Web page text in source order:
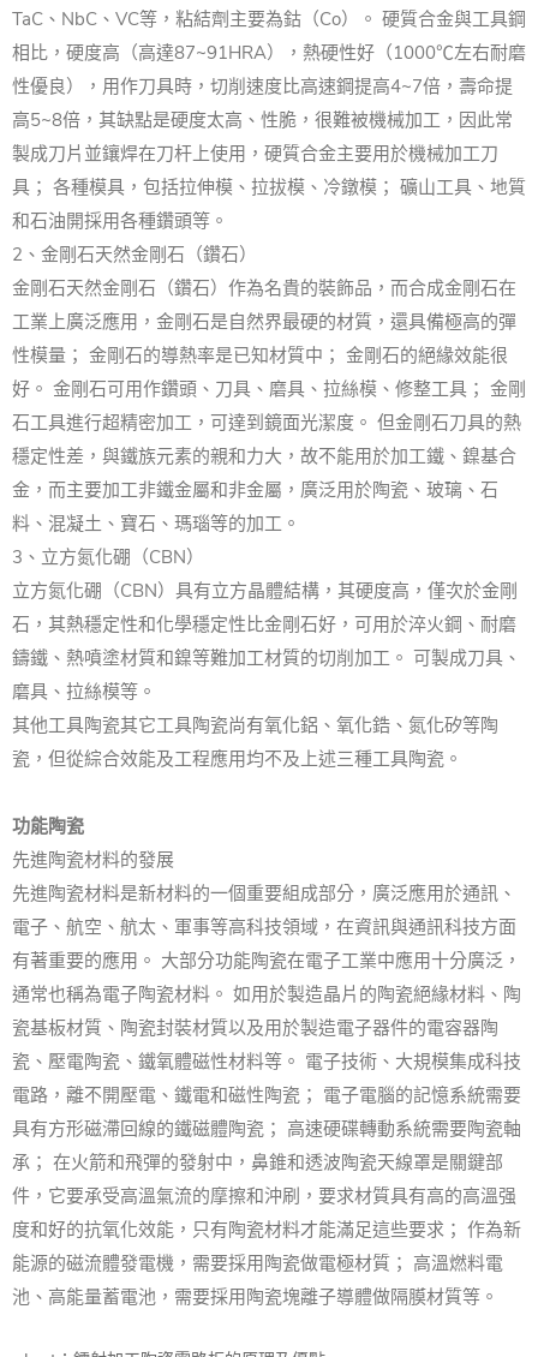
TaC、NbC、VC等，粘結劑主要為鈷（Co）。 硬質合金與工具鋼
相比，硬度高（高達87~91HRA），熱硬性好（1000℃左右耐磨
性優良），用作刀具時，切削速度比高速鋼提高4~7倍，壽命提
高5~8倍，其缺點是硬度太高、性脆，很難被機械加工，因此常
製成刀片並鑲焊在刀杆上使用，硬質合金主要用於機械加工刀
具； 各種模具，包括拉伸模、拉拔模、冷鐓模； 礦山工具、地質
和石油開採用各種鑽頭等。
2、金剛石天然金剛石（鑽石）
金剛石天然金剛石（鑽石）作為名貴的裝飾品，而合成金剛石在
工業上廣泛應用，金剛石是自然界最硬的材質，還具備極高的彈
性模量； 金剛石的導熱率是已知材質中； 金剛石的絕緣效能很
好。 金剛石可用作鑽頭、刀具、磨具、拉絲模、修整工具； 金剛
石工具進行超精密加工，可達到鏡面光潔度。 但金剛石刀具的熱
穩定性差，與鐵族元素的親和力大，故不能用於加工鐵、鎳基合
金，而主要加工非鐵金屬和非金屬，廣泛用於陶瓷、玻璃、石
料、混凝土、寶石、瑪瑙等的加工。
3、立方氮化硼（CBN）
立方氮化硼（CBN）具有立方晶體結構，其硬度高，僅次於金剛
石，其熱穩定性和化學穩定性比金剛石好，可用於淬火鋼、耐磨
鑄鐵、熱噴塗材質和鎳等難加工材質的切削加工。 可製成刀具、
磨具、拉絲模等。
其他工具陶瓷其它工具陶瓷尚有氧化鋁、氧化鋯、氮化矽等陶
瓷，但從綜合效能及工程應用均不及上述三種工具陶瓷。
功能陶瓷
先進陶瓷材料的發展
先進陶瓷材料是新材料的一個重要組成部分，廣泛應用於通訊、
電子、航空、航太、軍事等高科技領域，在資訊與通訊科技方面
有著重要的應用。 大部分功能陶瓷在電子工業中應用十分廣泛，
通常也稱為電子陶瓷材料。 如用於製造晶片的陶瓷絕緣材料、陶
瓷基板材質、陶瓷封裝材質以及用於製造電子器件的電容器陶
瓷、壓電陶瓷、鐵氧體磁性材料等。 電子技術、大規模集成科技
電路，離不開壓電、鐵電和磁性陶瓷； 電子電腦的記憶系統需要
具有方形磁滯回線的鐵磁體陶瓷； 高速硬碟轉動系統需要陶瓷軸
承； 在火箭和飛彈的發射中，鼻錐和透波陶瓷天線罩是關鍵部
件，它要承受高溫氣流的摩擦和沖刷，要求材質具有高的高溫强
度和好的抗氧化效能，只有陶瓷材料才能滿足這些要求； 作為新
能源的磁流體發電機，需要採用陶瓷做電極材質； 高溫燃料電
池、高能量蓄電池，需要採用陶瓷塊離子導體做隔膜材質等。